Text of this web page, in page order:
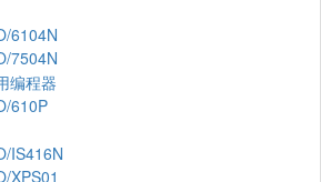
6104N
7504N
编程器
610P
IS416N
XPS01